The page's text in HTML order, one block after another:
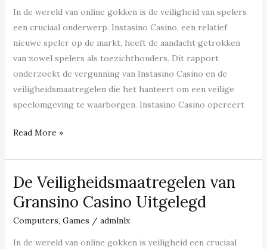
жертвою
шахраїв
In de wereld van online gokken is de veiligheid van spelers
een cruciaal onderwerp. Instasino Casino, een relatief
nieuwe speler op de markt, heeft de aandacht getrokken
van zowel spelers als toezichthouders. Dit rapport
onderzoekt de vergunning van Instasino Casino en de
veiligheidsmaatregelen die het hanteert om een veilige
speelomgeving te waarborgen. Instasino Casino opereert
Instasino
Vergunning:
Hoe
zit
het
met
de
Read More »
De Veiligheidsmaatregelen van
Gransino Casino Uitgelegd
Computers, Games / admlnlx
In de wereld van online gokken is veiligheid een cruciaal